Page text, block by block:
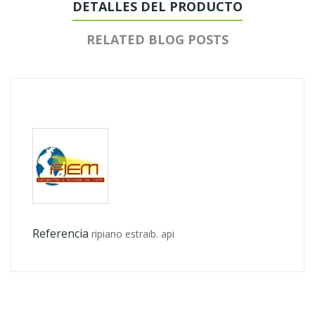
DETALLES DEL PRODUCTO
RELATED BLOG POSTS
Referencia ripiano estraib. api